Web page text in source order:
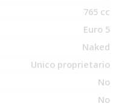
765 cc
Euro 5
Naked
Unico proprietario
No
No